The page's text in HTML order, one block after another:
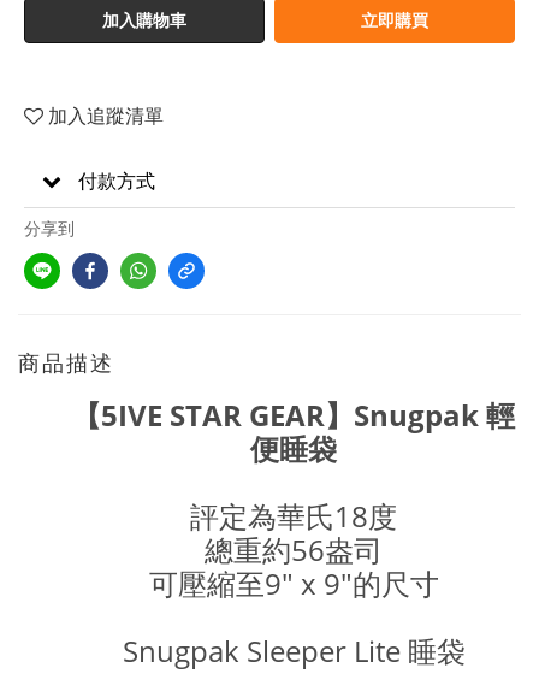
加入購物車 立即購買
加入追蹤清單
付款方式
分享到
商品描述
【5IVE STAR GEAR】Snugpak 輕
便睡袋
評定為華氏18度
總重約56盎司
可壓縮至9" x 9"的尺寸
Snugpak Sleeper Lite 睡袋